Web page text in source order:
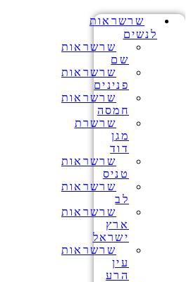
שרשראות
לנשים
שרשראות
שם
שרשראות
פנינים
שרשראות
חמסה
שרשרת
מגן
דוד
שרשראות
טניס
שרשראות
לב
שרשראות
ארץ
ישראל
שרשראות
עין
הרע